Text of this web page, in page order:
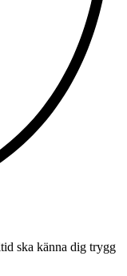
ska känna dig trygg